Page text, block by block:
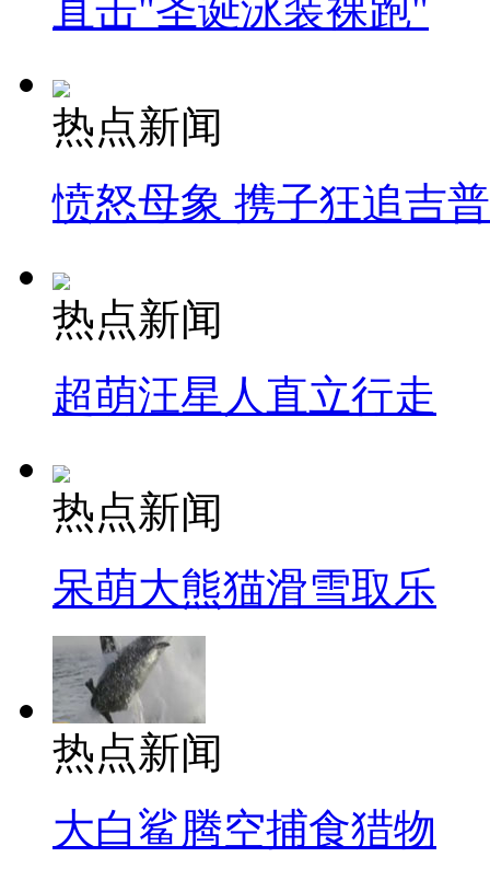
直击"圣诞泳装裸跑"
热点新闻
愤怒母象 携子狂追吉
热点新闻
超萌汪星人直立行走
热点新闻
呆萌大熊猫滑雪取乐
热点新闻
大白鲨腾空捕食猎物